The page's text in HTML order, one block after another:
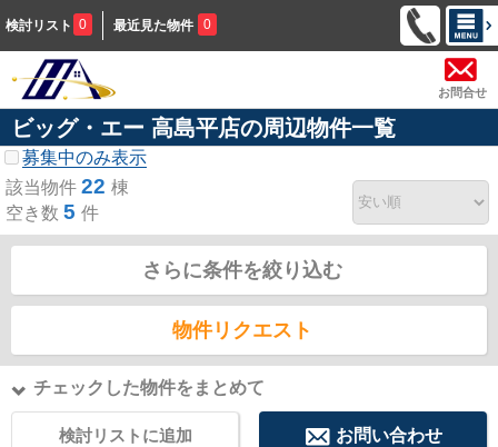
検討リスト 0 最近見た物件 0
お問合せ
ビッグ・エー 高島平店の周辺物件一覧
募集中のみ表示
該当物件 22 棟
空き数 5 件
さらに条件を絞り込む
物件リクエスト
チェックした物件をまとめて
検討リストに追加 お問い合わせ